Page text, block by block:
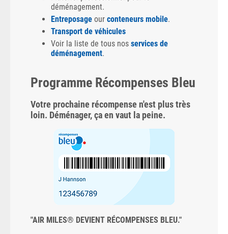
déménagement.
Entreposage our conteneurs mobile.
Transport de véhicules
Voir la liste de tous nos services de
déménagement.
Programme Récompenses Bleu
Votre prochaine récompense n'est plus très
loin. Déménager, ça en vaut la peine.
"AIR MILES® DEVIENT RÉCOMPENSES BLEU."